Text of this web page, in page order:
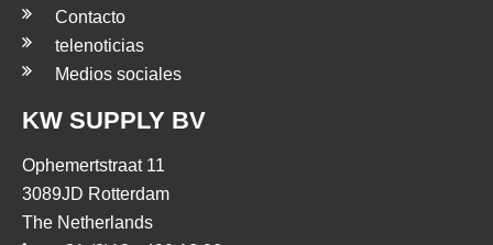
Contacto
telenoticias
Medios sociales
KW SUPPLY BV
Ophemertstraat 11
3089JD Rotterdam
The Netherlands